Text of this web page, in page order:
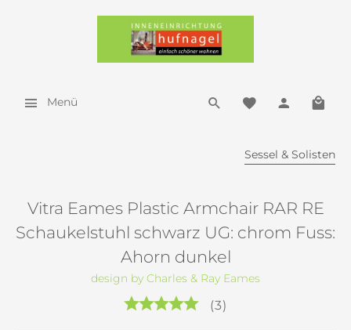
Menü
Sessel & Solisten
Vitra Eames Plastic Armchair RAR RE
Schaukelstuhl schwarz UG: chrom Fuss:
Ahorn dunkel
design by Charles & Ray Eames
(3)